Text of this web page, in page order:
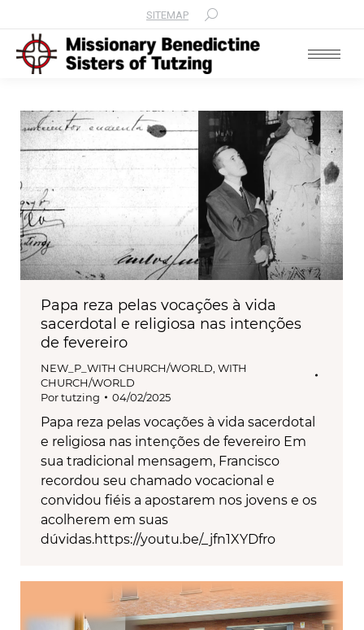
SITEMAP Search:
Papa reza pelas vocações à vida
sacerdotal e religiosa nas intenções
de fevereiro
NEW_P_WITH CHURCH/WORLD WITH
CHURCH/WORLD
Portutzing 04/02/2025
Papa reza pelas vocações à vida sacerdotal
e religiosa nas intenções de fevereiro Em
sua tradicional mensagem, Francisco
recordou seu chamado vocacional e
convidou fiéis a apostarem nos jovens e os
acolherem em suas
dúvidas.https://youtu.be/_jfn1XYDfro